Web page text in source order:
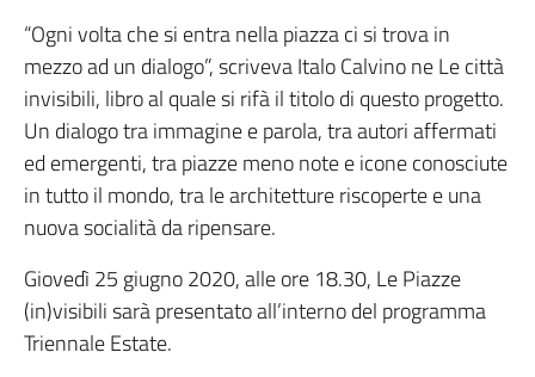
“Ogni volta che si entra nella piazza ci si trova in
mezzo ad un dialogo”, scriveva Italo Calvino ne Le città
invisibili, libro al quale si rifà il titolo di questo progetto.
Un dialogo tra immagine e parola, tra autori affermati
ed emergenti, tra piazze meno note e icone conosciute
in tutto il mondo, tra le architetture riscoperte e una
nuova socialità da ripensare.
Giovedì 25 giugno 2020, alle ore 18.30, Le Piazze
(in)visibili sarà presentato all’interno del programma
Triennale Estate.